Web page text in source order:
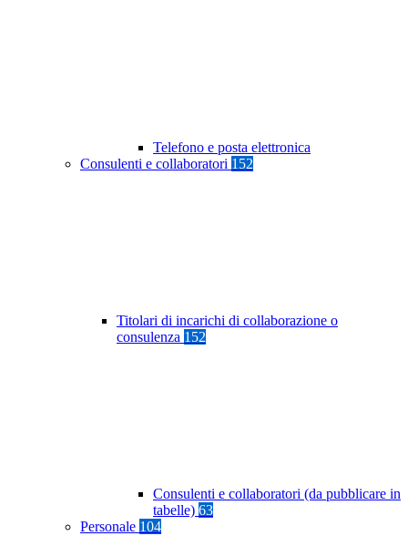
Telefono e posta elettronica
Consulenti e collaboratori 152
Titolari di incarichi di collaborazione o
consulenza 152
Consulenti e collaboratori (da pubblicare in
tabelle) 63
Personale 104